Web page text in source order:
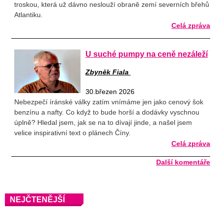
troskou, která už dávno neslouží obraně zemí severních břehů
Atlantiku.
Celá zpráva
U suché pumpy na ceně nezáleží
Zbyněk Fiala
30.březen 2026
Nebezpečí íránské války zatím vnímáme jen jako cenový šok
benzínu a nafty. Co když to bude horší a dodávky vyschnou
úplně? Hledal jsem, jak se na to dívají jinde, a našel jsem
velice inspirativní text o plánech Číny.
Celá zpráva
Další komentáře
NEJČTENĚJŠÍ